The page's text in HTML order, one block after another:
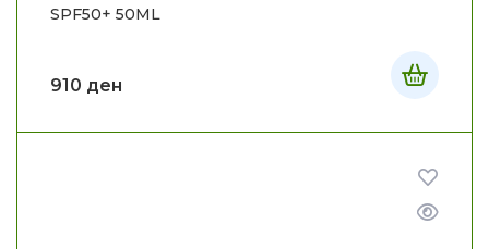
SPF50+ 50ML
910 ден